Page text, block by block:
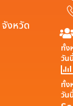
งหวัด
ทั้ง
วัน
ทั้ง
วัน